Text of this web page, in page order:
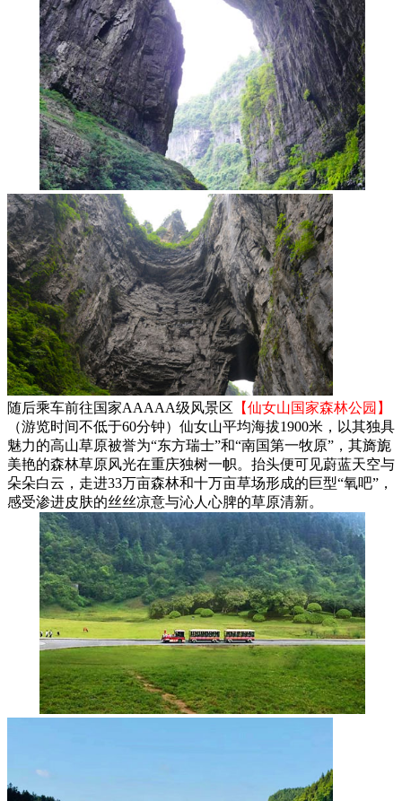
随后乘车前往国家AAAAA级风景区 【仙女山国家森林公园】
（游览时间不低于60分钟）仙女山平均海拔1900米，以其独具
魅力的高山草原被誉为“东方瑞士”和“南国第一牧原”，其旖旎
美艳的森林草原风光在重庆独树一帜。抬头便可见蔚蓝天空与
朵朵白云，走进33万亩森林和十万亩草场形成的巨型“氧吧”，
感受渗进皮肤的丝丝凉意与沁人心脾的草原清新。